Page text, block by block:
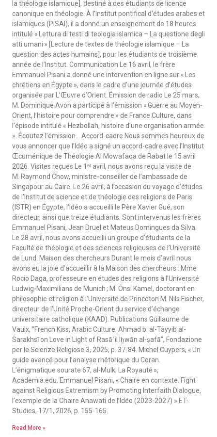
la théologie islamique], destiné à des étudiants de licence
canonique en théologie. À l’Institut pontifical d’études arabes et
islamiques (PISAI), il a donné un enseignement de 18 heures
intitulé « Lettura di testi di teologia islamica – La questione degli
atti umani » [Lecture de textes de théologie islamique – La
question des actes humains], pour les étudiants de troisième
année de l’Institut. Communication Le 16 avril, le frère
Emmanuel Pisani a donné une intervention en ligne sur « Les
chrétiens en Égypte », dans le cadre d’une journée d’études
organisée par L’Œuvre d’Orient. Émission de radio Le 25 mars,
M. Dominique Avon a participé à l’émission « Guerre au Moyen-
Orient, l’histoire pour comprendre » de France Culture, dans
l’épisode intitulé « Hezbollah, histoire d’une organisation armée
». Écoutez l’émission… Accord-cadre Nous sommes heureux de
vous annoncer que l’Idéo a signé un accord-cadre avec l’Institut
Œcuménique de Théologie Al Mowafaqa de Rabat le 15 avril
2026. Visites reçues Le 1ᵉʳ avril, nous avons reçu la visite de
M. Raymond Chow, ministre-conseiller de l’ambassade de
Singapour au Caire. Le 26 avril, à l’occasion du voyage d’études
de l’Institut de science et de théologie des religions de Paris
(ISTR) en Égypte, l’Idéo a accueilli le Père Xavier Gué, son
directeur, ainsi que treize étudiants. Sont intervenus les frères
Emmanuel Pisani, Jean Druel et Mateus Domingues da Silva.
Le 28 avril, nous avons accueilli un groupe d’étudiants de la
Faculté de théologie et des sciences religieuses de l’Université
de Lund. Maison des chercheurs Durant le mois d’avril nous
avons eu la joie d’accueillir à la Maison des chercheurs : Mme
Rocio Daga, professeure en études des religions à l’Université
Ludwig-Maximilians de Munich ; M. Onsi Kamel, doctorant en
philosophie et religion à l’Université de Princeton M. Nils Fischer,
directeur de l’Unité Proche-Orient du service d’échange
universitaire catholique (KAAD). Publications Guillaume de
Vaulx, “French Kiss, Arabic Culture. Ahmad b. al-Tayyib al-
Sarakhsī on Love in Light of Rasāʾil Iḫwān al-ṣafā”, Fondazione
per le Scienze Religiose 3, 2025, p. 37-84. Michel Cuypers, « Un
guide avancé pour l’analyse rhétorique du Coran.
L’énigmatique sourate 67, al-Mulk, La Royauté »,
Academia.edu. Emmanuel Pisani, « Chaire en contexte. Fight
against Religious Extremism by Promoting Interfaith Dialogue,
l’exemple de la Chaire Anawati de l’Idéo (2023-2027) » ET-
Studies, 17/1, 2026, p. 155-165.
Read More »